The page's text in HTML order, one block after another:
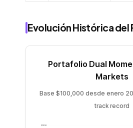
Evolución Histórica
Portafolio Dual
Markets
Base $100,000 desde enero
track record
$190K